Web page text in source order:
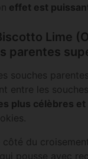
effet est
Lime
parentes
souches
entre les
plus célèbres
côté du
pousse avec